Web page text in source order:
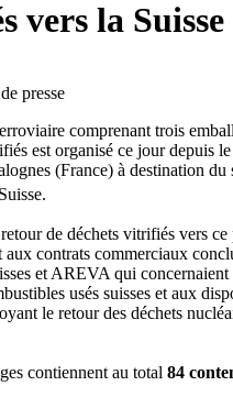
vers la Suisse
presse
comprenant trois
est organisé ce jour depuis
(France) à destination du
de déchets vitrifiés vers ce
aux contrats commerciaux
et AREVA qui concernaient
usés suisses et aux
le retour des déchets
contiennent au total 84